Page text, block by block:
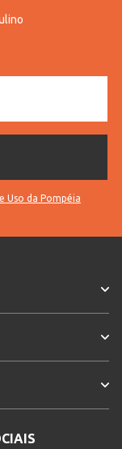
Uso da Pompéia